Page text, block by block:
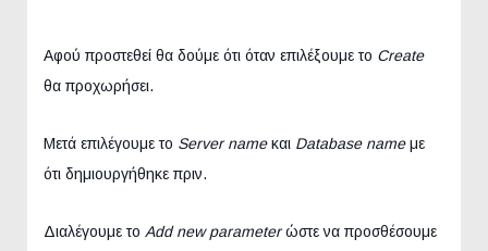
Αφού προστεθεί θα δούμε ότι όταν επιλέξουμε το Create
θα προχωρήσει.
Μετά επιλέγουμε το Server nameκαι Database nameμε
ότι δημιουργήθηκε πριν.
Διαλέγουμε το Add new parameterώστε να προσθέσουμε